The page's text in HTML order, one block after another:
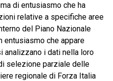
di entusiasmo che ha
relative a specifiche aree
del Piano Nazionale
entusiasmo che appare
analizzano i dati nella loro
selezione parziale delle
regionale di Forza Italia